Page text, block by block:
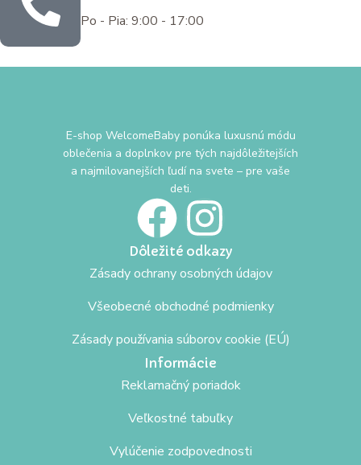
Po - Pia: 9:00 - 17:00
E-shop WelcomeBaby ponúka luxusnú módu
oblečenia a doplnkov pre tých najdôležitejších
a najmilovanejších ľudí na svete – pre vaše
deti.
Dôležité odkazy
Zásady ochrany osobných údajov
Všeobecné obchodné podmienky
Zásady používania súborov cookie (EÚ)
Informácie
Reklamačný poriadok
Veľkostné tabuľky
Vylúčenie zodpovednosti